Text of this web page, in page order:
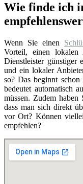
Wie finde ich
Wenn Sie einen
Vorteil, einen lokalen
Dienstleister günstiger
und ein lokaler
so? Das beginnt
bedeutet automatisch
müssen. Zudem haben
dass man sich direkt
vor Ort? Können
empfehlen?